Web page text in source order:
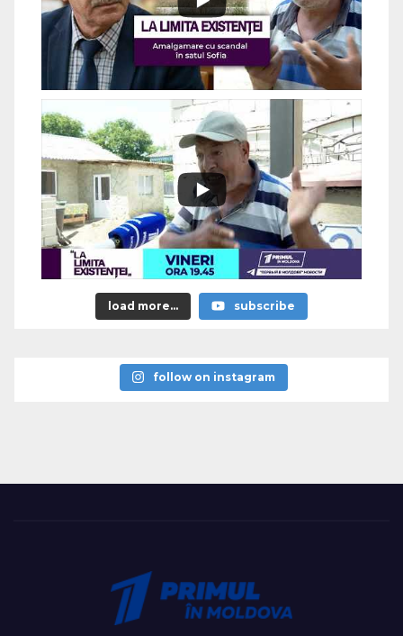
load more... subscribe
follow on instagram